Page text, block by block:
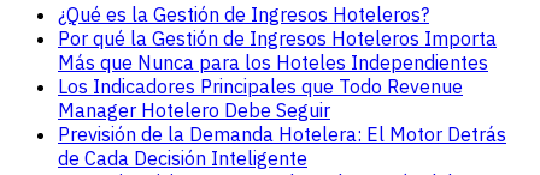
¿Qué es la Gestión de Ingresos Hoteleros?
Por qué la Gestión de Ingresos Hoteleros Importa
Más que Nunca para los Hoteles Independientes
Los Indicadores Principales que Todo Revenue
Manager Hotelero Debe Seguir
Previsión de la Demanda Hotelera: El Motor Detrás
de Cada Decisión Inteligente